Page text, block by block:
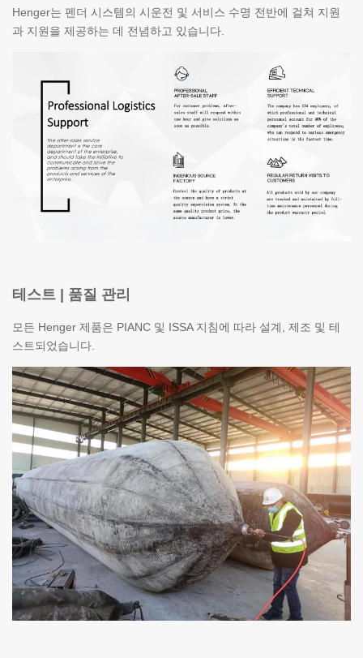
Henger는 펜더 시스템의 시운전 및 서비스 수명 전반에 걸쳐 지원
과 지원을 제공하는 데 전념하고 있습니다.
테스트 | 품질 관리
모든 Henger 제품은 PIANC 및 ISSA 지침에 따라 설계, 제조 및 테
스트되었습니다.